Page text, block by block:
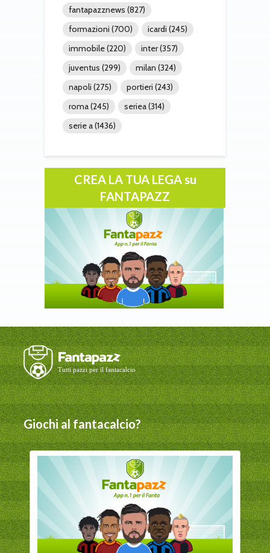
fantapazznews (827)
formazioni (700) icardi (245)
immobile(220) inter(357)
juventus (299) milan (324)
napoli (275) portieri (243)
roma(245) seriea(314)
serie a(1436)
CREA LA TUA LEGA su
FANTAPAZZ
Giochi al fantacalcio?